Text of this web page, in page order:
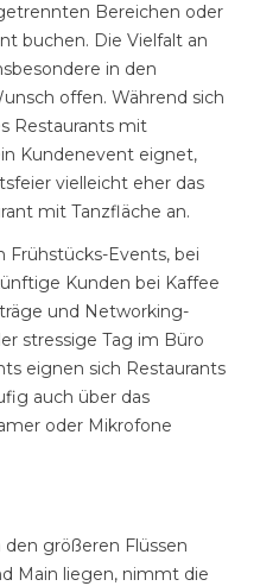
Bereichen oder
buchen. Die Vielfalt an
in den
offen. Während sich
Restaurants mit
Kundenevent eignet,
vielleicht eher das
mit Tanzfläche an.
Events, bei
Kunden bei Kaffee
und Networking-
stressige Tag im Büro
eignen sich Restaurants
auch über das
oder Mikrofone
den größeren Flüssen
Main liegen, nimmt die